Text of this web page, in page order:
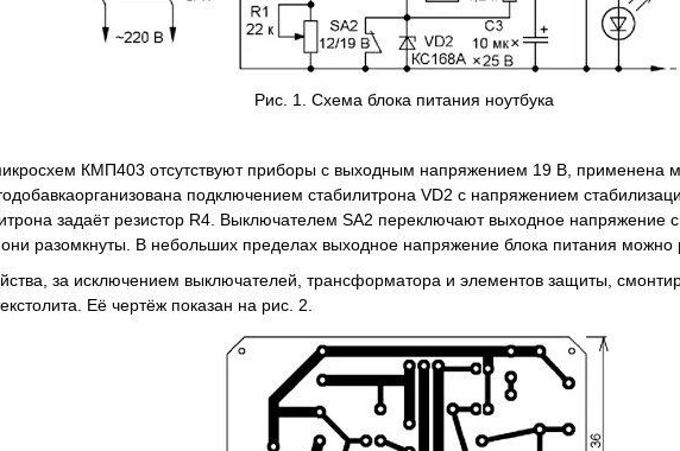
Рис. 1. Схема блока питания ноутбука
КМП403 отсутствуют приборы с выходным напряжением 19 В, применена
подключением стабилитрона VD2 с напряжением
задаёт резистор R4. Выключателем SA2 переключают выходное напряжение
разомкнуты. В небольших пределах выходное напряжение блока питания можно
за исключением выключателей, трансформатора и элементов защиты,
Её чертёж показан на рис. 2.